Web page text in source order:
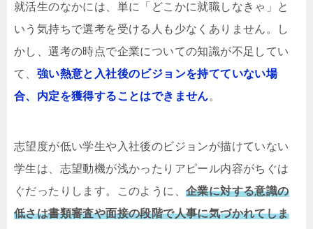
就活生のなかには、単に「どこかに就職しなきゃ」と
いう気持ちで選考を受ける人も少なくありません。し
かし、選考の時点で企業についての知識が不足してい
て、 強い熱意と入社後のビジョンを持てていない場
合、内定を獲得することはできません。
志望度が低い学生や入社後のビジョンが描けていない
学生は、志望動機が浅かったりアピール内容がちぐは
ぐだったりします。このように、 企業に対する意識の
低さは書類審査や面接の段階で人事に気づかれてしま